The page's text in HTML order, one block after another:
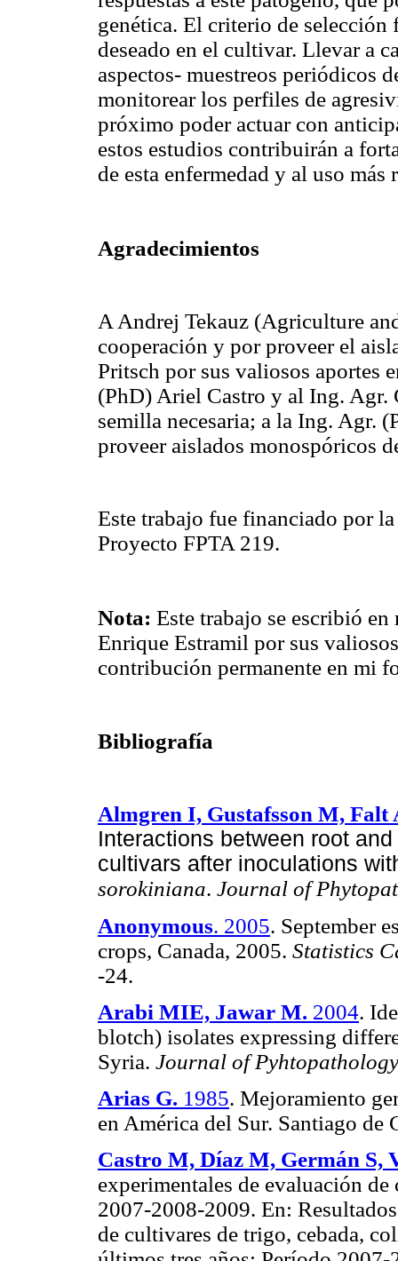
genética. El criterio de
deseado en el cultivar. Llevar a
aspectos- muestreos periódicos
monitorear los perfiles de
próximo poder actuar con
estos estudios contribuirán a
de esta enfermedad y al uso
Agradecimientos
A Andrej Tekauz (Agriculture
cooperación y por proveer el
Pritsch por sus valiosos aportes
(PhD) Ariel Castro y al Ing. Agr.
semilla necesaria; a la Ing. Agr.
proveer aislados monospóricos
Este trabajo fue financiado por
Proyecto FPTA 219.
Nota: Este trabajo se escribió
Enrique Estramil por sus
contribución permanente en mi
Bibliografía
Almgren I, Gustafsson M,
Interactions between root
cultivars after inoculations
sorokiniana. Journal of
Anonymous. 2005. September
crops, Canada, 2005. Statistics
-24.
Arabi MIE, Jawar M. 2004.
blotch) isolates expressing
Syria. Journal of Pyhtopathology
Arias G. 1985. Mejoramiento
en América del Sur. Santiago de
Castro M, Díaz M, Germán S,
experimentales de evaluación
2007-2008-2009. En:
de cultivares de trigo, cebada,